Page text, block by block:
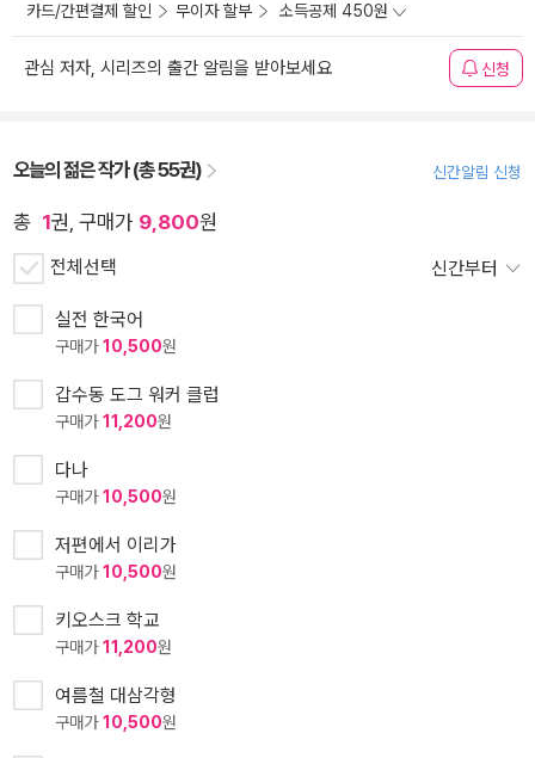
카드/간편결제 할인 무이자 할부 소득공제 450원
관심 저자, 시리즈의 출간 알림을 받아보세요 신청
오늘의 젊은 작가 (총 55권) 신간알림 신청
총 1권, 구매가 9,800원
전체선택 신간부터
실전 한국어
구매가10,500원
갑수동 도그 워커 클럽
구매가11,200원
다나
구매가10,500원
저편에서 이리가
구매가10,500원
키오스크 학교
구매가11,200원
여름철 대삼각형
구매가10,500원